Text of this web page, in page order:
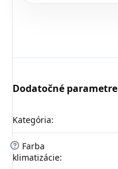
Dodatočné parametre
Kategória:
? Farba
klimatizácie: